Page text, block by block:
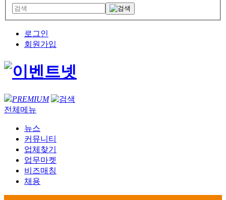
로그인
회원가입
PREMIUM
전체메뉴
뉴스
커뮤니티
업체찾기
업무마켓
비즈매칭
채용